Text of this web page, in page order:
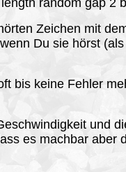
random gap 2
Zeichen mit
Du sie hörst
bis keine Fehler
und
es machbar aber